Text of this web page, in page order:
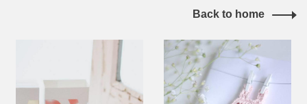
Back to home